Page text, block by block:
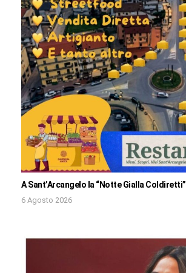
A Sant’Arcangelo la “Notte Gialla Coldiretti”
6 Agosto 2026